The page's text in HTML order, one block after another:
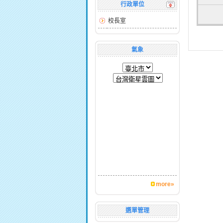
行政單位
校長室
氣象
more»
選單管理